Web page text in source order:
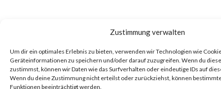
Zustimmung verwalten
Um dir ein optimales Erlebnis zu bieten, verwenden wir Technologien wie
Geräteinformationen zu speichern und/oder darauf zuzugreifen. Wenn du
zustimmst, können wir Daten wie das Surfverhalten oder eindeutige IDs auf
Wenn du deine Zustimmung nicht erteilst oder zurückziehst, können
Funktionen beeinträchtigt werden.